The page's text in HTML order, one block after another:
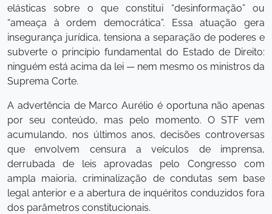
elásticas sobre o que constitui “desinformação” ou
“ameaça à ordem democrática”. Essa atuação gera
insegurança jurídica, tensiona a separação de poderes e
subverte o princípio fundamental do Estado de Direito:
ninguém está acima da lei — nem mesmo os ministros da
Suprema Corte.
A advertência de Marco Aurélio é oportuna não apenas
por seu conteúdo, mas pelo momento. O STF vem
acumulando, nos últimos anos, decisões controversas
que envolvem censura a veículos de imprensa,
derrubada de leis aprovadas pelo Congresso com
ampla maioria, criminalização de condutas sem base
legal anterior e a abertura de inquéritos conduzidos fora
dos parâmetros constitucionais.